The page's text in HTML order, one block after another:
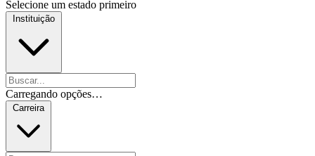
Selecione um estado primeiro
Instituição
Carregando opções…
Carreira